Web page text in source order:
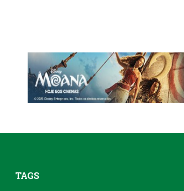
TAGS